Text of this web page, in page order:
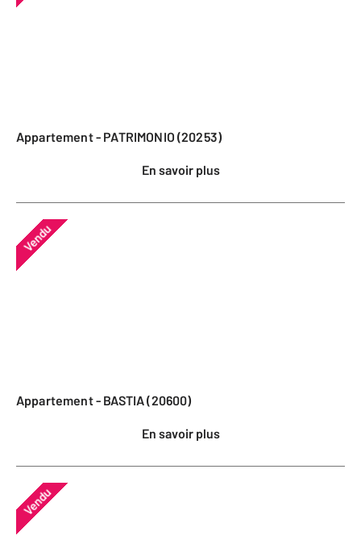
Appartement - PATRIMONIO (20253)
En savoir plus
Vendu
Appartement - BASTIA (20600)
En savoir plus
Vendu